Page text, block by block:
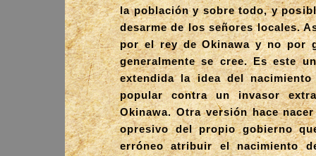
la población y sobre todo, y
desarme de los señores locales.
por el rey de Okinawa y no por
generalmente se cree. Es este
extendida la idea del
popular contra un invasor
Okinawa. Otra versión hace
opresivo del propio gobierno
erróneo atribuir el nacimiento